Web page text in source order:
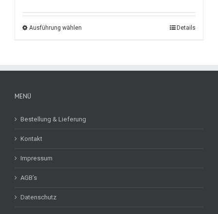
Ausführung wählen Details
MENÜ
Bestellung & Lieferung
Kontakt
Impressum
AGB’s
Datenschutz